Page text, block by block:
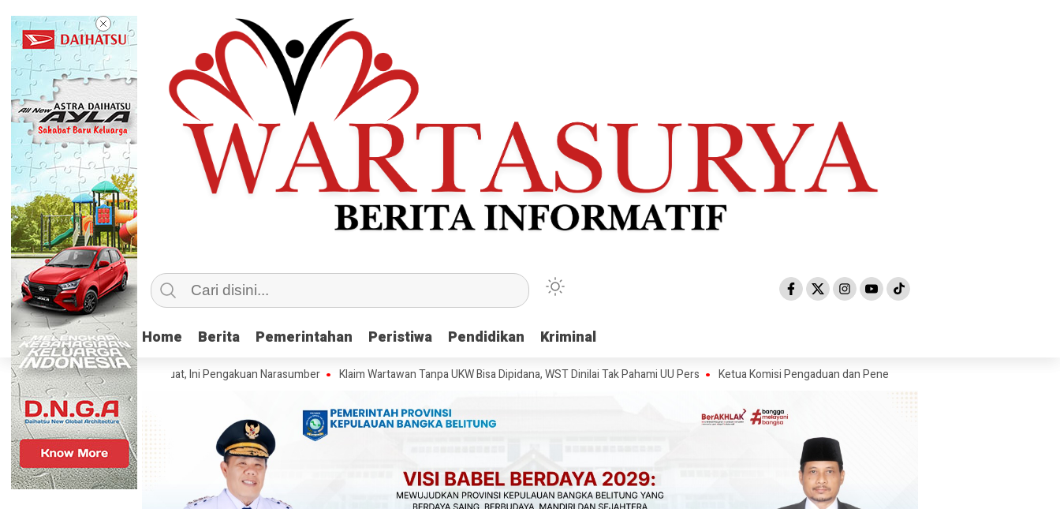
Home Berita Pemerintahan Peristiwa Pendidikan Kriminal
Home Berita Pemerintahan Peristiwa Pendidikan Kriminal
Polisi Narkoba Mencuat, Ini Pengakuan Narasumber Klaim Wartawan Tanpa UKW Bisa Dipidana, WST Dinilai Tak Pahami UU Pers Ketua Komisi Pengaduan dan Penegakan Etika Pers Angkat Bicara Soal Kritik